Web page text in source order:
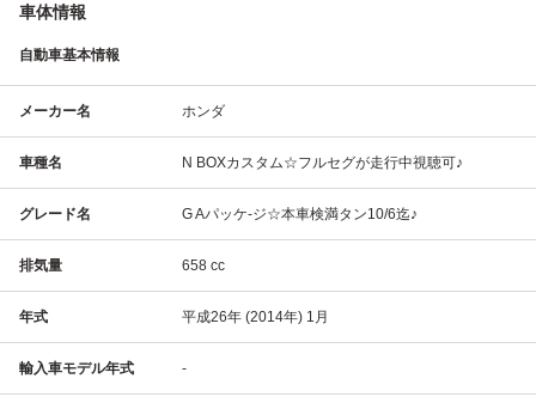
車体情報
自動車基本情報
メーカー名 ホンダ
車種名 N BOXカスタム☆フルセグが走行中視聴可♪
グレード名 G Aパッケ-ジ☆本車検満タン10/6迄♪
排気量 658 cc
年式 平成26年 (2014年) 1月
輸入車モデル年式 -